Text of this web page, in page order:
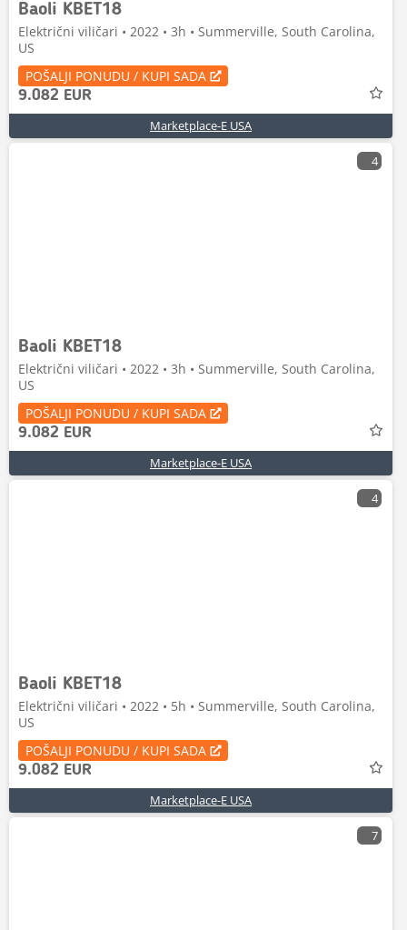
Baoli KBET18
Električni viličari • 2022 • 3h • Summerville, South Carolina,
US
POŠALJI PONUDU / KUPI SADA
9.082 EUR
Marketplace-E USA
4
Baoli KBET18
Električni viličari • 2022 • 3h • Summerville, South Carolina,
US
POŠALJI PONUDU / KUPI SADA
9.082 EUR
Marketplace-E USA
4
Baoli KBET18
Električni viličari • 2022 • 5h • Summerville, South Carolina,
US
POŠALJI PONUDU / KUPI SADA
9.082 EUR
Marketplace-E USA
7